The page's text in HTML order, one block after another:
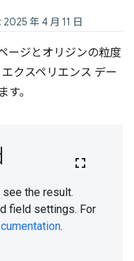
年 4 月 11 日
ージとオリジンの粒度
クスペリエンス デー
。